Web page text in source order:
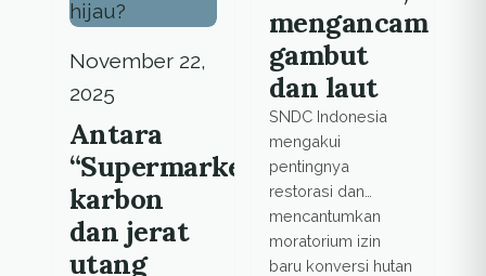
November 22,
2025
Antara
“Supermarket”
karbon
dan jerat
utang
mengancam
gambut
dan laut
SNDC Indonesia
mengakui
pentingnya
restorasi dan
mencantumkan
moratorium izin
baru konversi hutan